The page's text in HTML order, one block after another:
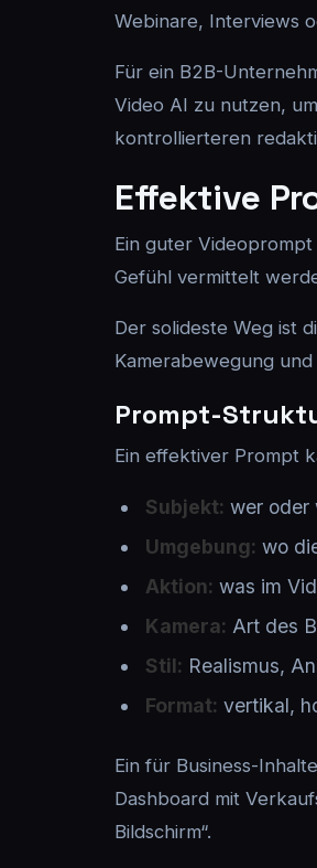
Webinare, Interviews
Für ein B2B-
Video AI zu nutzen,
kontrollierteren
Effektive
Ein guter
Gefühl vermittelt
Der solideste Weg ist
Kamerabewegung
Prompt-
Ein effektiver Prompt
Subjekt: wer oder
Umgebung: wo
Aktion: was im
Kamera: Art des
Stil: Realismus,
Format: vertikal,
Ein für Business-
Dashboard mit
Bildschirm“.